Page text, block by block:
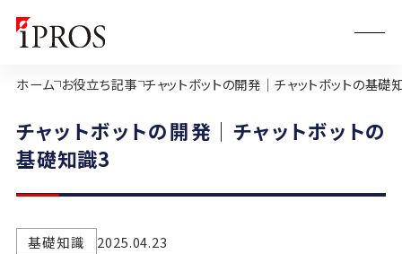
ホーム お役立ち記事 チャットボットの開発｜チャットボットの基礎
チャットボットの開発｜チャットボットの
基礎知識3
基礎知識 2025.04.23